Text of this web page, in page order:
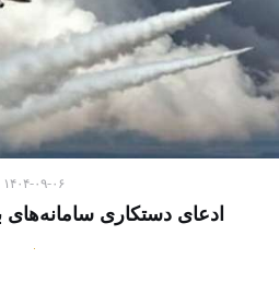
۱۴۰۴-۰۹-۰۶
ادعای دستکاری